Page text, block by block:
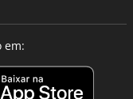
em: